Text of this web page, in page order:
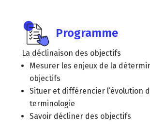
Programme
La déclinaison des objectifs
Mesurer les enjeux de la
objectifs
Situer et différencier l’évolution
terminologie
Savoir décliner des objectifs